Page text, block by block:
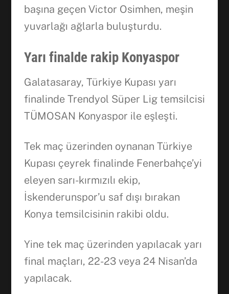
başına geçen Victor Osimhen, meşin
yuvarlağı ağlarla buluşturdu.
Yarı finalde rakip Konyaspor
Galatasaray, Türkiye Kupası yarı
finalinde Trendyol Süper Lig temsilcisi
TÜMOSAN Konyaspor ile eşleşti.
Tek maç üzerinden oynanan Türkiye
Kupası çeyrek finalinde Fenerbahçe’yi
eleyen sarı-kırmızılı ekip,
İskenderunspor’u saf dışı bırakan
Konya temsilcisinin rakibi oldu.
Yine tek maç üzerinden yapılacak yarı
final maçları, 22-23 veya 24 Nisan’da
yapılacak.